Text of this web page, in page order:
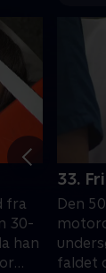
fra
30-
han
33.
Den
faldet